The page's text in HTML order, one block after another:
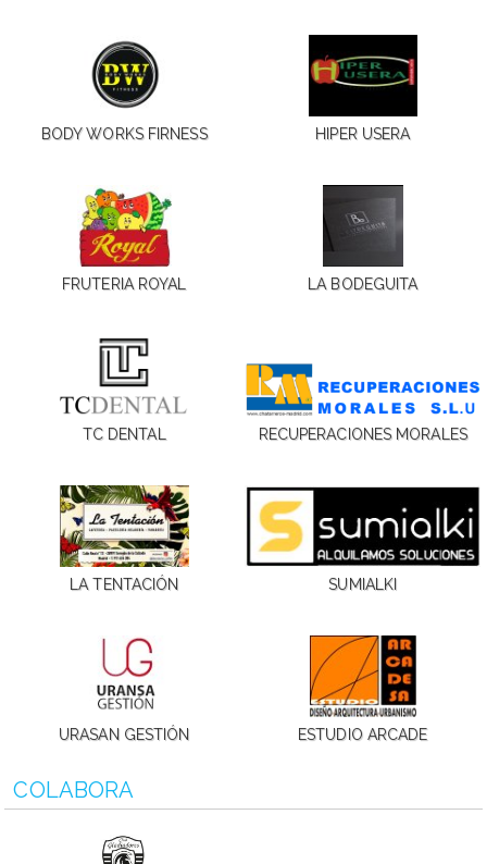
BODY WORKS FIRNESS HIPER USERA
FRUTERIA ROYAL LA BODEGUITA
TC DENTAL RECUPERACIONES MORALES
LA TENTACIÓN SUMIALKI
URASAN GESTIÓN ESTUDIO ARCADE
COLABORA